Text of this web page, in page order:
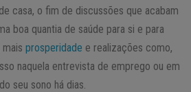
casa, o fim de discussões que acabam
boa quantia de saúde para si e para
prosperidade e realizações como,
naquela entrevista de emprego ou em
seu sono há dias.